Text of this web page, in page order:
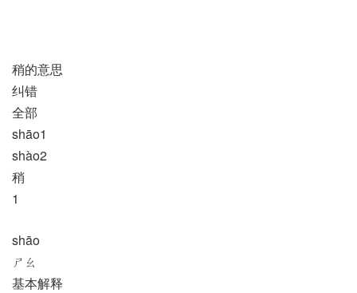
稍的意思
纠错
全部
shāo1
shào2
稍
1
shāo
ㄕㄠ
基本解释